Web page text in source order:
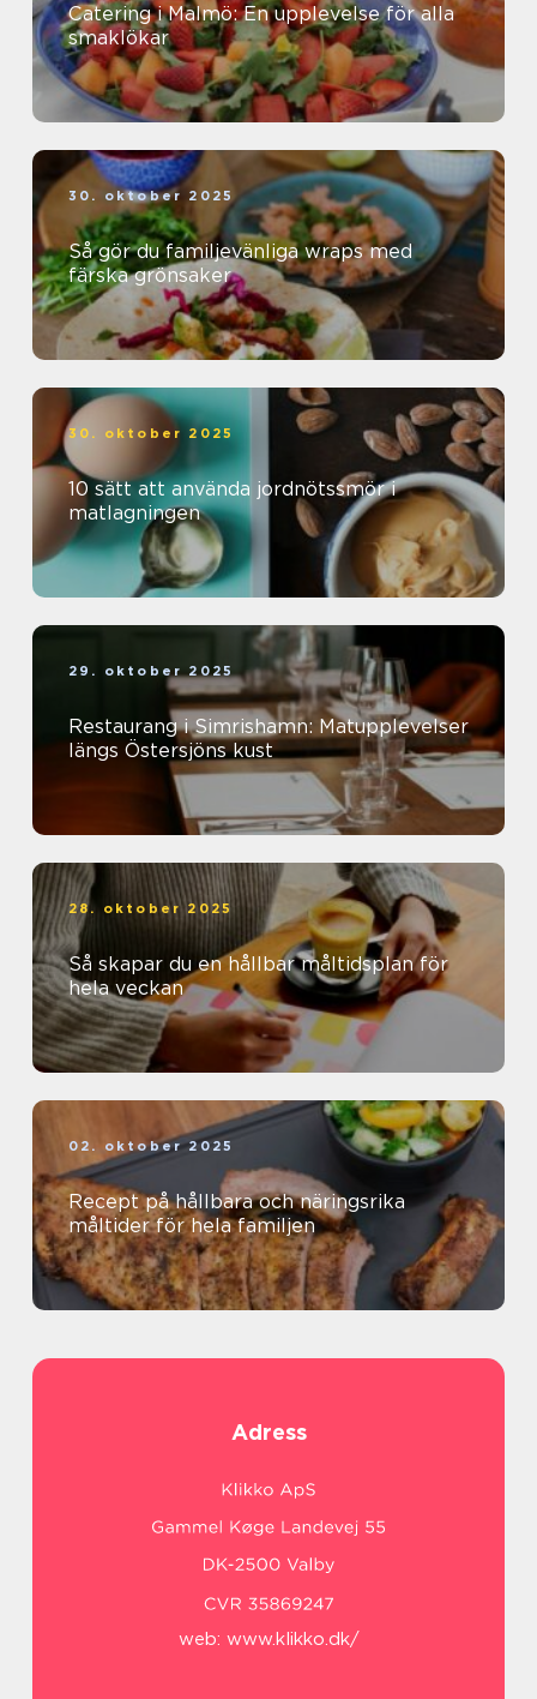
Catering i Malmö: En upplevelse för alla
smaklökar
30. oktober 2025
Så gör du familjevänliga wraps med
färska grönsaker
30. oktober 2025
10 sätt att använda jordnötssmör i
matlagningen
29. oktober 2025
Restaurang i Simrishamn: Matupplevelser
längs Östersjöns kust
28. oktober 2025
Så skapar du en hållbar måltidsplan för
hela veckan
02. oktober 2025
Recept på hållbara och näringsrika
måltider för hela familjen
Adress
web: www.klikko.dk/